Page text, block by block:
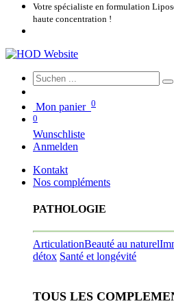
Votre spécialiste en formulation
haute concentration !
Mon panier 0
0
Wunschliste
Anmelden
Kontakt
Nos compléments
PATHOLOGIE
ArticulationBeauté au naturel
détox Santé et longévité
TOUS LES